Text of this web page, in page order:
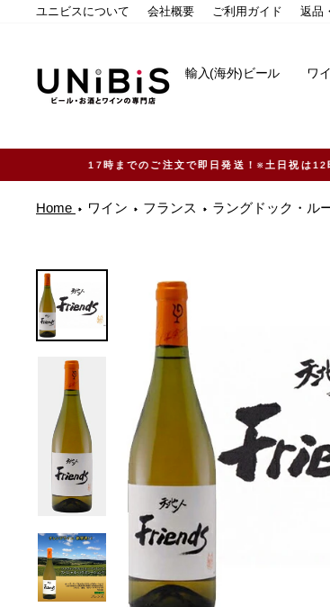
ッ
す
ユニビスについて 会社概要 ご利用ガイド 返品
輸入(海外)ビール ワ
Home ワイン フランス ラングドック・ル